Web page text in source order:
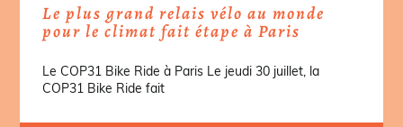
Le plus grand relais vélo au monde
pour le climat fait étape à Paris
Le COP31 Bike Ride à Paris Le jeudi 30 juillet, la
COP31 Bike Ride fait